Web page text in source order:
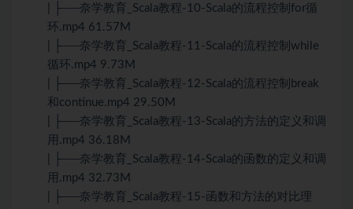
| ├──奈学教育_Scala教程-10-Scala的流程控制for循
环.mp4 61.57M
| ├──奈学教育_Scala教程-11-Scala的流程控制while
循环.mp4 9.73M
| ├──奈学教育_Scala教程-12-Scala的流程控制break
和continue.mp4 29.50M
| ├──奈学教育_Scala教程-13-Scala的方法的定义和调
用.mp4 36.18M
| ├──奈学教育_Scala教程-14-Scala的函数的定义和调
用.mp4 32.73M
| ├──奈学教育_Scala教程-15-函数和方法的对比理